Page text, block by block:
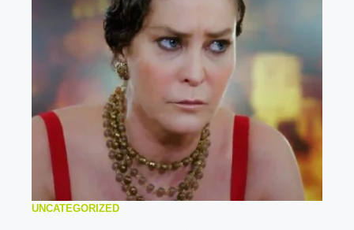
UNCATEGORIZED